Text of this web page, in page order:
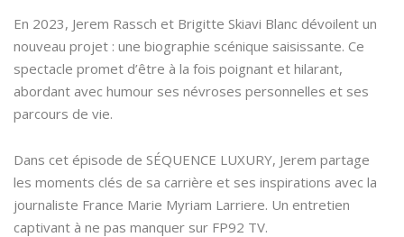
En 2023, Jerem Rassch et Brigitte Skiavi Blanc dévoilent un
nouveau projet : une biographie scénique saisissante. Ce
spectacle promet d’être à la fois poignant et hilarant,
abordant avec humour ses névroses personnelles et ses
parcours de vie.
Dans cet épisode de SÉQUENCE LUXURY, Jerem partage
les moments clés de sa carrière et ses inspirations avec la
journaliste France Marie Myriam Larriere. Un entretien
captivant à ne pas manquer sur FP92 TV.